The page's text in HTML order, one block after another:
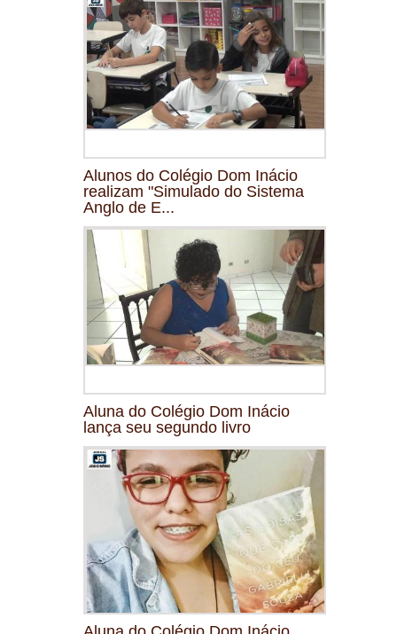
Alunos do Colégio Dom Inácio
realizam "Simulado do Sistema
Anglo de E...
Aluna do Colégio Dom Inácio
lança seu segundo livro